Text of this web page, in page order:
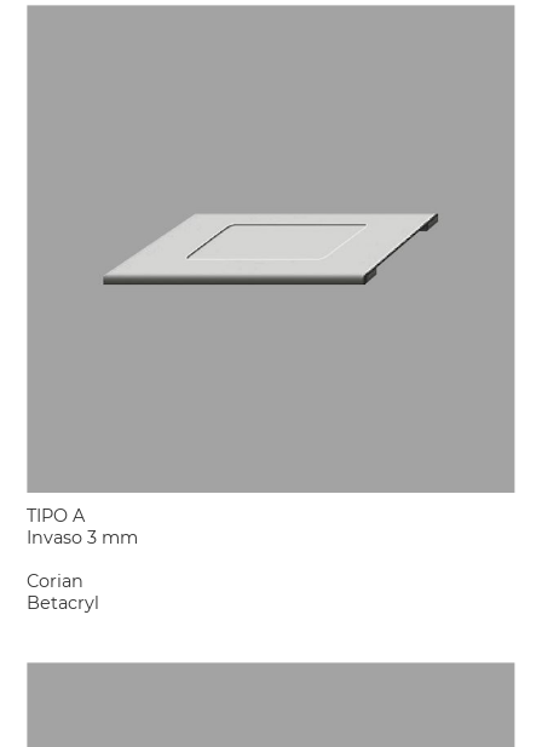
TIPO A
Invaso 3 mm
Corian
Betacryl